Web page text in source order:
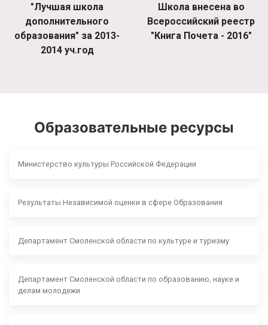
"Лучшая школа
дополнительного
образования" за 2013-
2014 уч.год
Школа внесена во
Всероссийский реестр
"Книга Почета - 2016"
Образовательные ресурсы
Министерство культуры Российской Федерации
Результаты Независимой оценки в сфере Образования
Департамент Смоленской области по культуре и туризму
Департамент Смоленской области по образованию, науке и
делам молодежи